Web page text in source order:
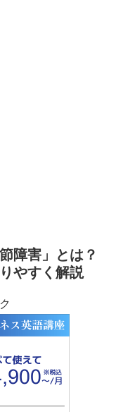
障害」とは？
やすく解説